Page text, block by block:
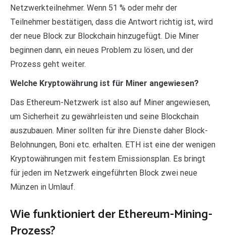
Netzwerkteilnehmer. Wenn 51 % oder mehr der
Teilnehmer bestätigen, dass die Antwort richtig ist, wird
der neue Block zur Blockchain hinzugefügt. Die Miner
beginnen dann, ein neues Problem zu lösen, und der
Prozess geht weiter.
Welche Kryptowährung ist für Miner angewiesen?
Das Ethereum-Netzwerk ist also auf Miner angewiesen,
um Sicherheit zu gewährleisten und seine Blockchain
auszubauen. Miner sollten für ihre Dienste daher Block-
Belohnungen, Boni etc. erhalten. ETH ist eine der wenigen
Kryptowährungen mit festem Emissionsplan. Es bringt
für jeden im Netzwerk eingeführten Block zwei neue
Münzen in Umlauf.
Wie funktioniert der Ethereum-Mining-
Prozess?